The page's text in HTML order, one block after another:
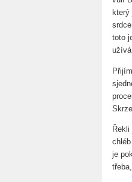
toto
je